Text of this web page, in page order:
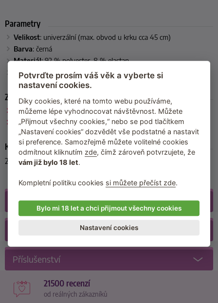
Parametry
Velikost: univerzální (max. obvod u krku cca 45 cm)
Barva: černá
Materiál: 92 % polyester, 8 % elastan
Výrobce:Bad Kitty
Zařazeno
Bad Kitty
Masky na hlavu
Kód produktu
24919231001
Galerie(5)
Příslušenství
21500 recenzí
od reálných zákazníků
Potvrďte prosím váš věk a vyberte si
nastavení cookies.
Díky cookies, které na tomto webu používáme,
můžeme lépe vyhodnocovat návštěvnost. Můžete
„Přijmout všechny cookies,“ nebo se pod tlačítkem
„Nastavení cookies“ dozvědět vše podstatné a nastavit
si preference. Samozřejmě můžete volitelné cookies
odmítnout kliknutím zde, čímž zároveň potvrzujete, že
vám již bylo 18 let.
Kompletní politiku cookies si můžete přečíst zde.
Bylo mi 18 let a chci přijmout všechny cookies
Nastavení cookies